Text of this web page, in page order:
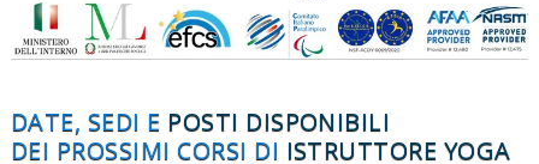
DATE, SEDI E POSTI DISPONIBILI
DEI PROSSIMI CORSI DI ISTRUTTORE YOGA